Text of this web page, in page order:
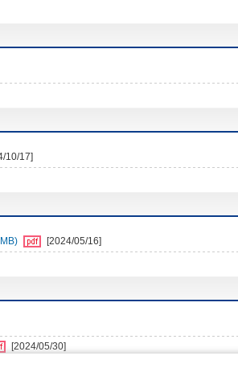
10/17]
[2024/05/16]
[2024/05/30]